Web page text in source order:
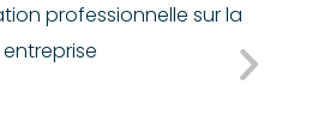
professionnelle sur la